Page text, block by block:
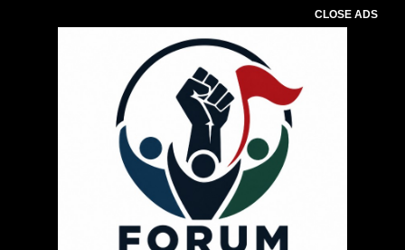
CLOSE ADS